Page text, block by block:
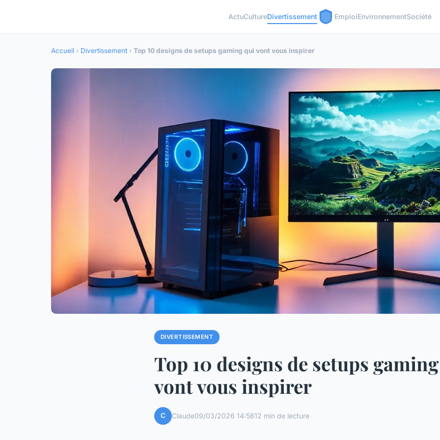
ActuCultureDivertissement EmploiEnvironnementSociété
Accueil › Divertissement › Top 10 designs de setups gaming qui vont vous inspirer
DIVERTISSEMENT
Top 10 designs de setups
vont vous inspirer
C Claude09/03/2026 14:5812 min de lecture